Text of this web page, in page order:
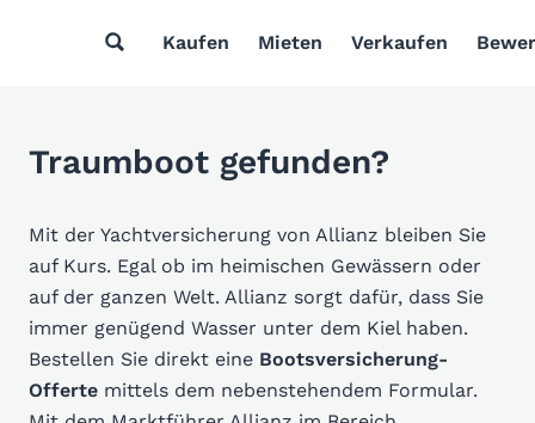
Kaufen Mieten Verkaufen
Traumboot gefunden?
Mit der Yachtversicherung von Allianz bleiben Sie
auf Kurs. Egal ob im heimischen Gewässern oder
auf der ganzen Welt. Allianz sorgt dafür, dass Sie
immer genügend Wasser unter dem Kiel haben.
Bestellen Sie direkt eine Bootsversicherung-
Offerte mittels dem nebenstehendem Formular.